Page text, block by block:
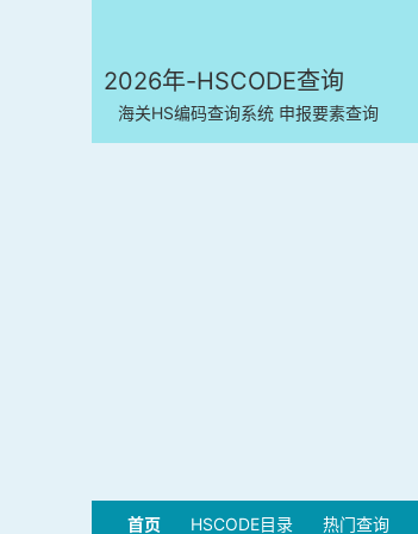
2026年-HSCODE查询
海关HS编码查询系统 申报要素查询
首页 HSCODE目录 热门查询